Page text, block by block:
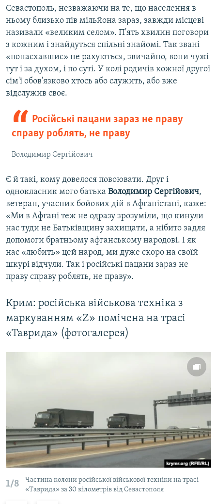
Севастополь, незважаючи на те, що населення в
ньому близько пів мільйона зараз, завжди місцеві
називали «великим селом». П'ять хвилин поговори
з кожним і знайдуться спільні знайомі. Так звані
«понаєхавшиє» не рахуються, звичайно, вони чужі
тут і за духом, і по суті. У колі родичів кожної другої
сім'ї обов'язково хтось або служить, або вже
відслужив своє.
Російські пацани зараз не праву
справу роблять, не праву
Володимир Сергійович
Є й такі, кому довелося повоювати. Друг і
однокласник мого батька Володимир Сергійович,
ветеран, учасник бойових дій в Афганістані, каже:
«Ми в Афгані теж не одразу зрозуміли, що кинули
нас туди не Батьківщину захищати, а нібито задля
допомоги братньому афганському народові. І як
нас «любить» цей народ, ми дуже скоро на своїй
шкурі відчули. Так і російські пацани зараз не
праву справу роблять, не праву».
Крим: російська військова техніка з
маркуванням «Z» помічена на трасі
«Таврида» (фотогалерея)
1/8
Частина колони російської військової техніки на трасі
«Таврида» за 30 кілометрів від Севастополя